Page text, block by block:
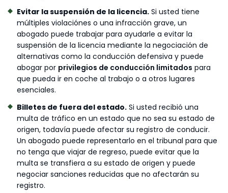
Evitar la suspensión de la licencia. Si usted tiene
múltiples violaciónes o una infracción grave, un
abogado puede trabajar para ayudarle a evitar la
suspensión de la licencia mediante la negociación de
alternativas como la conducción defensiva y puede
abogar por privilegios de conducción limitados para
que pueda ir en coche al trabajo o a otros lugares
esenciales.
Billetes de fuera del estado. Si usted recibió una
multa de tráfico en un estado que no sea su estado de
origen, todavía puede afectar su registro de conducir.
Un abogado puede representarlo en el tribunal para que
no tenga que viajar de regreso, puede evitar que la
multa se transfiera a su estado de origen y puede
negociar sanciones reducidas que no afectarán su
registro.